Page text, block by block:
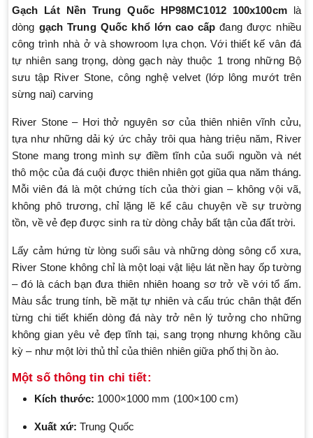
Gạch Lát Nền Trung Quốc HP98MC1012 100x100cmlà
dòng gạch Trung Quốc khổ lớn cao cấp đang được nhiều
công trình nhà ở và showroom lựa chọn. Với thiết kế vân đá
tự nhiên sang trọng, dòng gạch này thuộc 1 trong những Bộ
sưu tập River Stone, công nghệ velvet (lớp lông mướt trên
sừng nai) carving
River Stone – Hơi thở nguyên sơ của thiên nhiên vĩnh cửu,
tựa như những dải ký ức chảy trôi qua hàng triệu năm, River
Stone mang trong mình sự điềm tĩnh của suối nguồn và nét
thô mộc của đá cuội được thiên nhiên gọt giũa qua năm tháng.
Mỗi viên đá là một chứng tích của thời gian – không vội vã,
không phô trương, chỉ lặng lẽ kể câu chuyện về sự trường
tồn, về vẻ đẹp được sinh ra từ dòng chảy bất tận của đất trời.
Lấy cảm hứng từ lòng suối sâu và những dòng sông cổ xưa,
River Stone không chỉ là một loại vật liệu lát nền hay ốp tường
– đó là cách bạn đưa thiên nhiên hoang sơ trở về với tổ ấm.
Màu sắc trung tính, bề mặt tự nhiên và cấu trúc chân thật đến
từng chi tiết khiến dòng đá này trở nên lý tưởng cho những
không gian yêu vẻ đẹp tĩnh tại, sang trọng nhưng không cầu
kỳ – như một lời thủ thỉ của thiên nhiên giữa phố thị ồn ào.
Một số thông tin chi tiết:
Kích thước: 1000×1000 mm (100×100 cm)
Xuất xứ: Trung Quốc